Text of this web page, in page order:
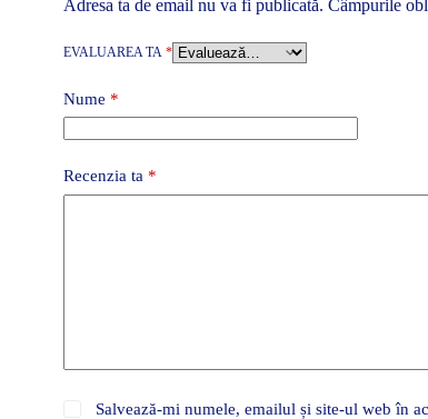
Adresa ta de email nu va fi publicată. Câmpurile
EVALUAREA TA *
Nume *
Recenzia ta *
Salvează-mi numele, emailul și site-ul web în